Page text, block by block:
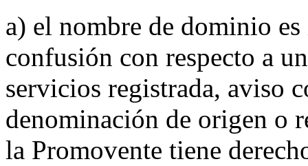
a) el nombre de dominio
confusión con respecto a
servicios registrada, aviso
denominación de origen o
la Promovente tiene